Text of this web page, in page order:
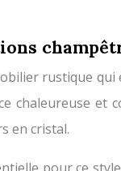
rustique qui
chaleureuse et
en cristal.